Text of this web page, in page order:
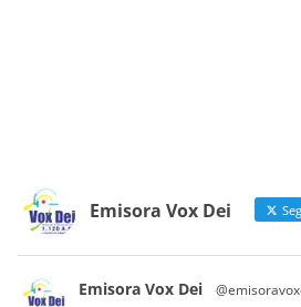
Emisora Vox Dei
Emisora Vox Dei